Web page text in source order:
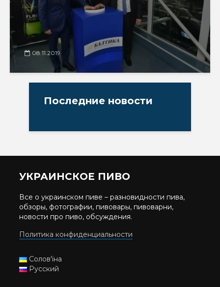
08.11.2019
Последние новости
УКРАИНСКОЕ ПИВО
Все о украинском пиве – разновидности пива,
обзоры, фотографии, пивовары, пивоварни,
новости про пиво, обсуждения.
Политика конфиденциальности
Солов'їна
Русский